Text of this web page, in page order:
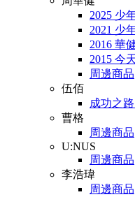
2025 少
2021 少
2016 華
2015 今
周邊商品
伍佰
成功之
曹格
周邊商品
U:NUS
周邊商品
李浩瑋
周邊商品